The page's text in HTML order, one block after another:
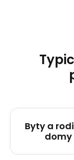
Byty a
domy